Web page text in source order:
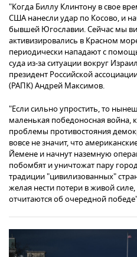
"Когда Биллу Клинтону в свое
США нанесли удар по Косово, и
бывшей Югославии. Сейчас мы
активизировались в Красном
периодически нападают с
суда из-за ситуации вокруг
президент Российской
(РАПК) Андрей Максимов.
"Если сильно упростить, то
маленькая победоносная война,
проблемы противостояния
вовсе не значит, что
Йемене и начнут наземную
побомбят и уничтожат пару
традиции "цивилизованных"
желая нести потери в живой силе,
отчитаются об очередной